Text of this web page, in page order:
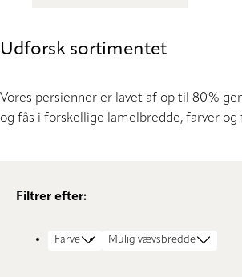
Udforsk sortimentet
Vores persienner er lavet af op til 80%
og fås i forskellige lamelbredde, farver og
Filtrer efter:
Farve Mulig vævsbredde